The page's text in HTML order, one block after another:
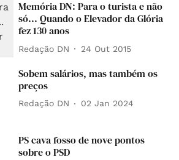
Memória DN: Para o turista e não
só... Quando o Elevador da Glória
fez 130 anos
Redação DN 24 Out 2015
Sobem salários, mas também os
preços
Redação DN 02 Jan 2024
PS cava fosso de nove pontos
sobre o PSD